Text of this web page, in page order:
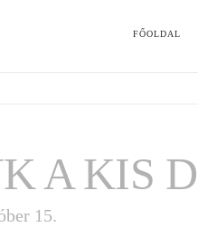
FŐOLDAL
A KIS
15.